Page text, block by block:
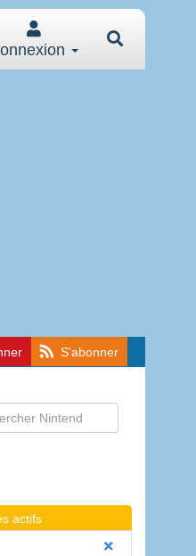
S'abonner
actifs